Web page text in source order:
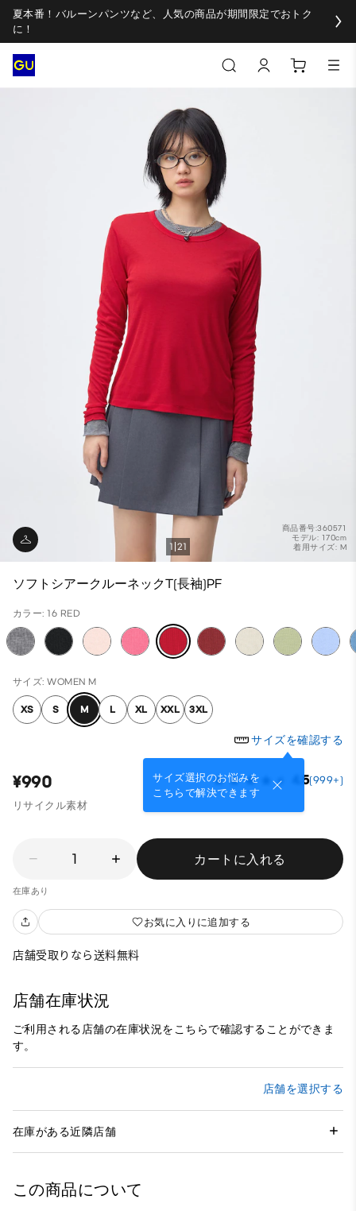
夏本番！バルーンパンツなど、人気の商品が期間限定でおトク
に！
商品番号:360571
モデル: 170cm
着用サイズ: M
1 21
ソフトシアークルーネックT(長袖)PF
カラー: 16 RED
サイズ: WOMEN M
XS S M L XL XXL 3XL
サイズを確認する
サイズ選択のお悩みを
こちらで解決できます
¥990 4.5(999+)
リサイクル素材
1 カートに入れる
在庫あり
お気に入りに追加する
店舗受取りなら送料無料
店舗在庫状況
ご利用される店舗の在庫状況をこちらで確認することができま
す。
店舗を選択する
在庫がある近隣店舗
この商品について